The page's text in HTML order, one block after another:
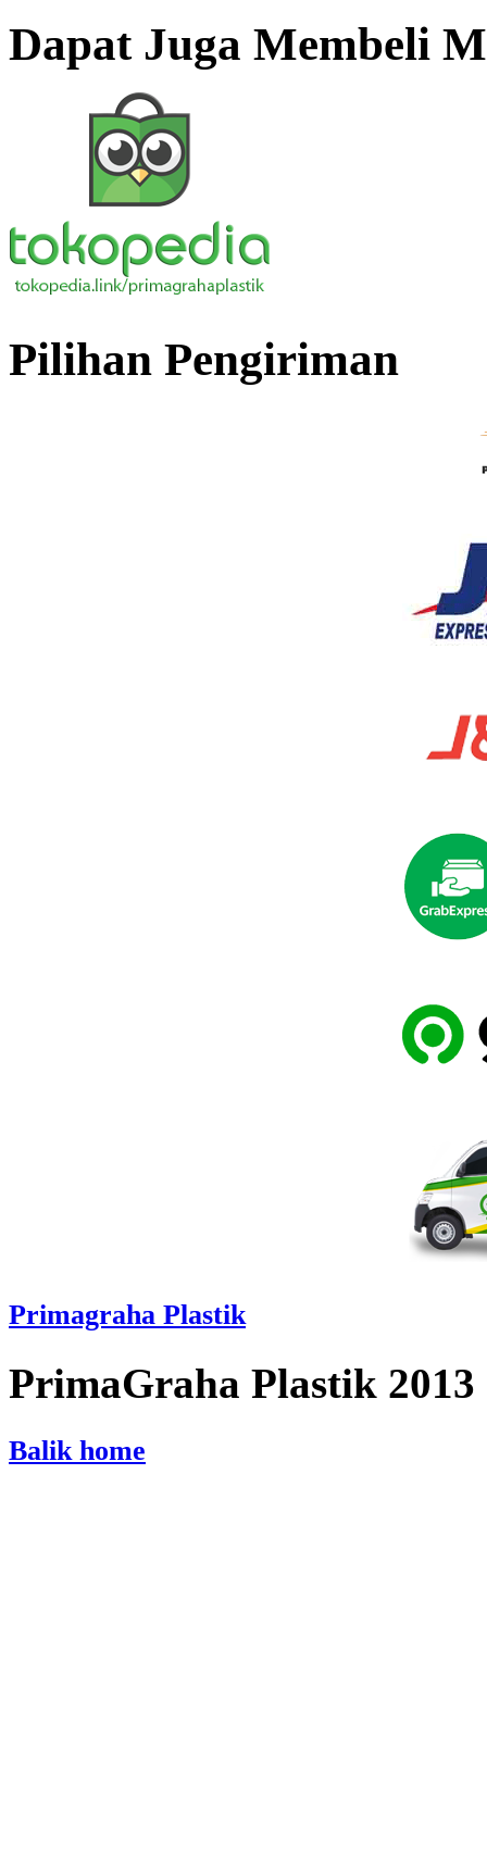
Dapat Juga Membeli
Pilihan Pengiriman
Primagraha Plastik
PrimaGraha Plastik 2013
Balik home